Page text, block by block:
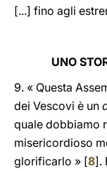
[...] fino agli
UNO
9. « Questa
dei Vescovi è un
quale dobbiamo
misericordioso
glorificarlo » [8].